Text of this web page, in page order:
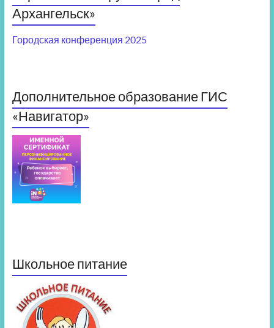
Архангельск»
Городская конференция 2025
Дополнительное образование ГИС
«Навигатор»
Школьное питание